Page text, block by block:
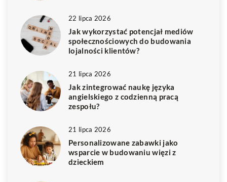
22 lipca 2026
Jak wykorzystać potencjał mediów
społecznościowych do budowania
lojalności klientów?
21 lipca 2026
Jak zintegrować naukę języka
angielskiego z codzienną pracą
zespołu?
21 lipca 2026
Personalizowane zabawki jako
wsparcie w budowaniu więzi z
dzieckiem